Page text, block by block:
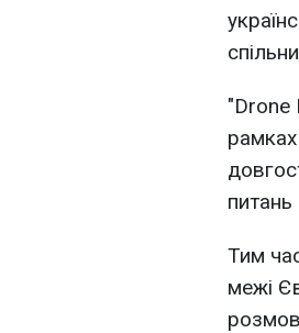
"Drone
питань
Тим
межі